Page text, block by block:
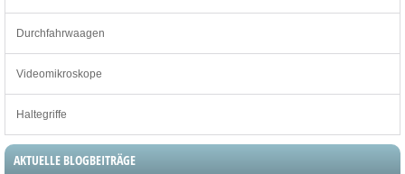
Durchfahrwaagen
Videomikroskope
Haltegriffe
AKTUELLE BLOGBEITRÄGE